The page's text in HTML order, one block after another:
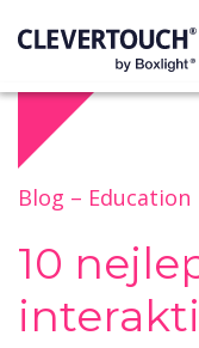
Blog – Education
10